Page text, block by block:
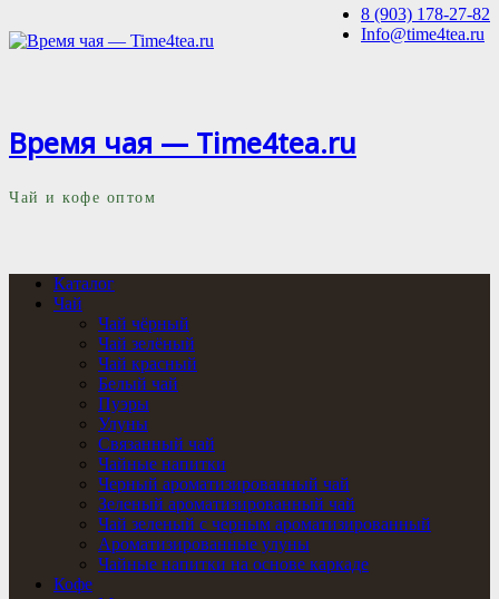
8 (903) 178-27-82
Info@time4tea.ru
Время чая — Time4tea.ru
Чай и кофе оптом
Каталог
Чай
Чай чёрный
Чай зелёный
Чай красный
Белый чай
Пуэры
Улуны
Связанный чай
Чайные напитки
Черный ароматизированный чай
Зеленый ароматизированный чай
Чай зеленый с черным ароматизированный
Ароматизированные улуны
Чайные напитки на основе каркаде
Кофе